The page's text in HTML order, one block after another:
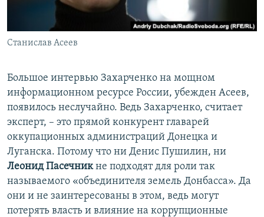
Станислав Асеев
Большое интервью Захарченко на мощном
информационном ресурсе России, убежден Асеев,
появилось неслучайно. Ведь Захарченко, считает
эксперт, – это прямой конкурент главарей
оккупационных администраций Донецка и
Луганска. Потому что ни Денис Пушилин, ни
Леонид Пасечникне подходят для роли так
называемого «объединителя земель Донбасса». Да
они и не заинтересованы в этом, ведь могут
потерять власть и влияние на коррупционные